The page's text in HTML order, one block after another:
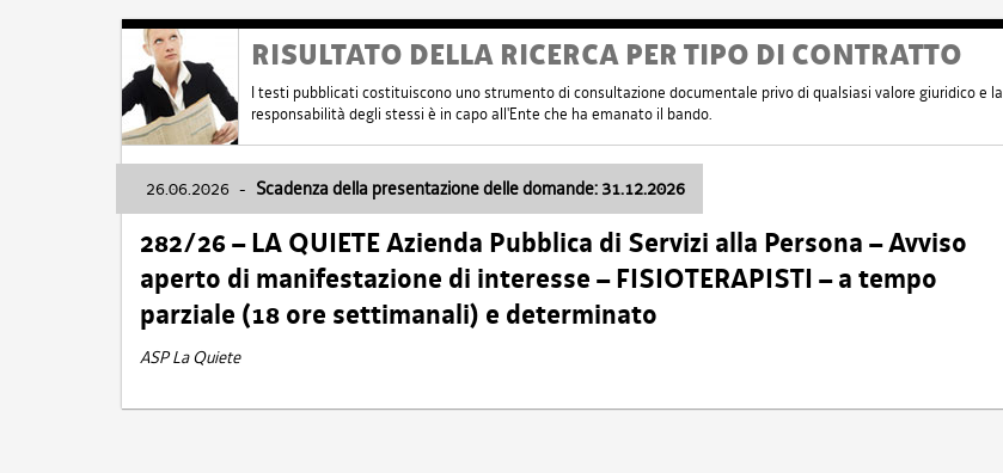
RISULTATO DELLA RICERCA PER TIPO DI CONTRATTO
I testi pubblicati costituiscono uno strumento di consultazione documentale privo di qualsiasi valore giuridico e la
responsabilità degli stessi è in capo all'Ente che ha emanato il bando.
26.06.2026 - Scadenza della presentazione delle domande: 31.12.2026
282/26 – LA QUIETE Azienda Pubblica di Servizi alla Persona – Avviso
aperto di manifestazione di interesse – FISIOTERAPISTI – a tempo
parziale (18 ore settimanali) e determinato
ASP La Quiete